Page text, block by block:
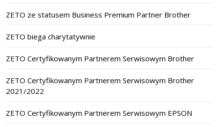
ZETO ze statusem Business Premium Partner Brother
ZETO biega charytatywnie
ZETO Certyfikowanym Partnerem Serwisowym Brother
ZETO Certyfikowanym Partnerem Serwisowym Brother
2021/2022
ZETO Certyfikowanym Partnerem Serwisowym EPSON